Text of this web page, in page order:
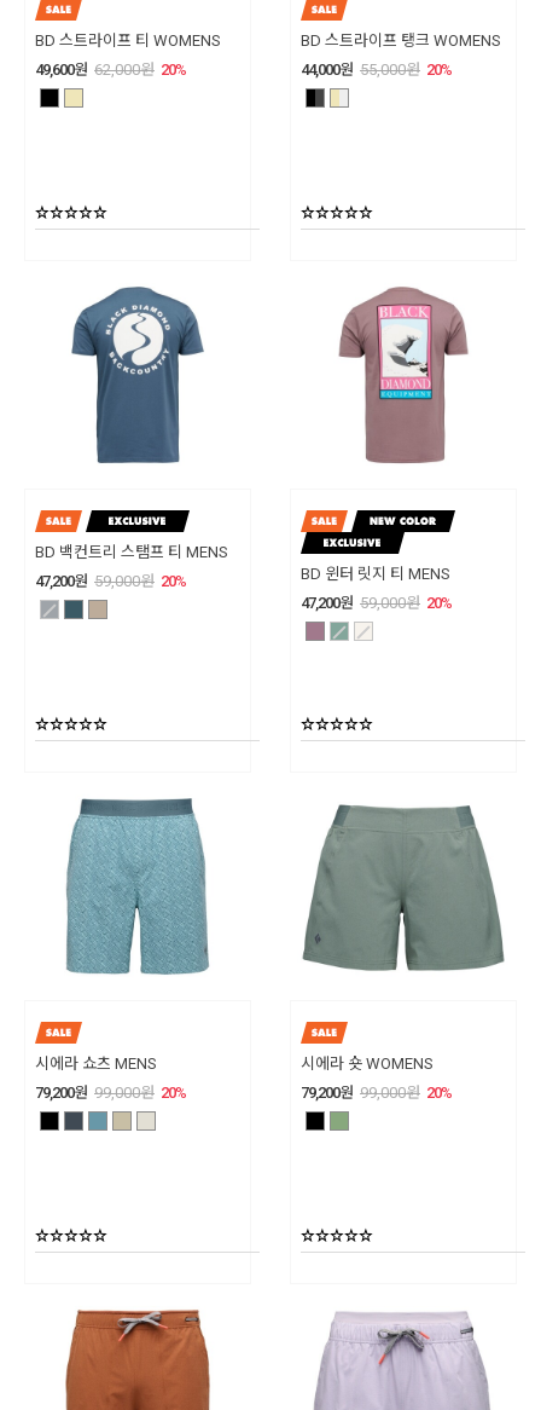
BD 스트라이프 티 WOMENS
49,600원 62,000원 20%
BD 스트라이프 탱크 WOMENS
44,000원 55,000원 20%
BD 백컨트리 스탬프 티 MENS
47,200원 59,000원 20%
BD 윈터 릿지 티 MENS
47,200원 59,000원 20%
시에라 쇼츠 MENS
79,200원 99,000원 20%
시에라 숏 WOMENS
79,200원 99,000원 20%